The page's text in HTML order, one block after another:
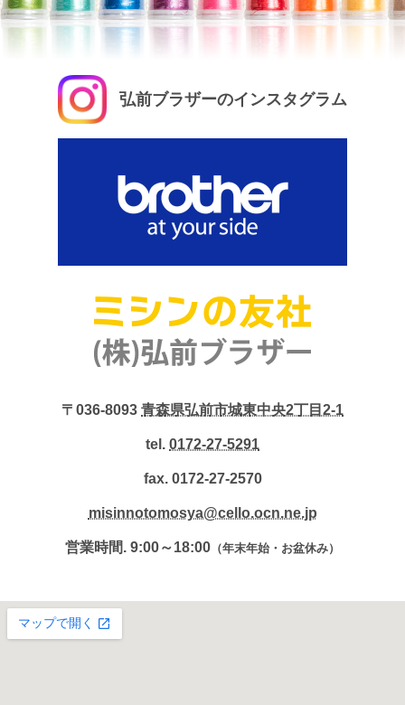
弘前ブラザーのインスタグラム
〒036-8093 青森県弘前市城東中央2丁目2-1
tel. 0172-27-5291
fax. 0172-27-2570
misinnotomosya@cello.ocn.ne.jp
営業時間. 9:00～18:00 （年末年始・お盆休み）